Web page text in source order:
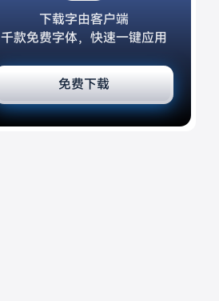
下载字由客户端
千款免费字体，快速一键应用
免费下载